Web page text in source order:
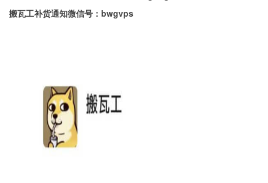
搬瓦工补货通知微信号：bwgvps